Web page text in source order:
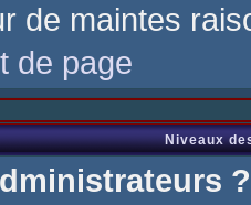
de maintes
de page
Niveaux
?